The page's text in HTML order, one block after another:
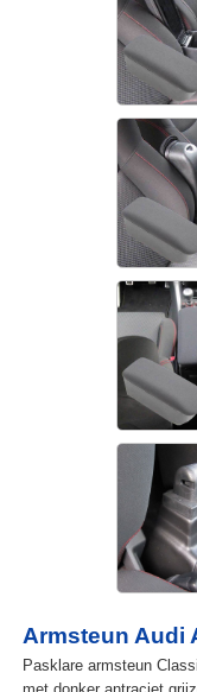
Armsteun Audi
Pasklare armsteun